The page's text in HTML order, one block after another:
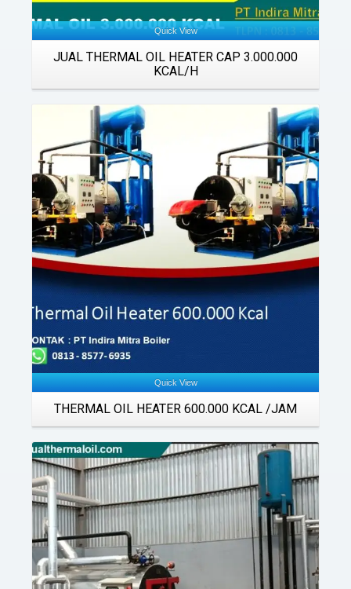
Quick View
JUAL THERMAL OIL HEATER CAP 3.000.000
KCAL/H
Quick View
THERMAL OIL HEATER 600.000 KCAL /JAM